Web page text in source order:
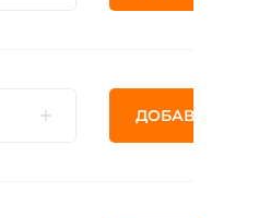
ДОБАВИТЬ